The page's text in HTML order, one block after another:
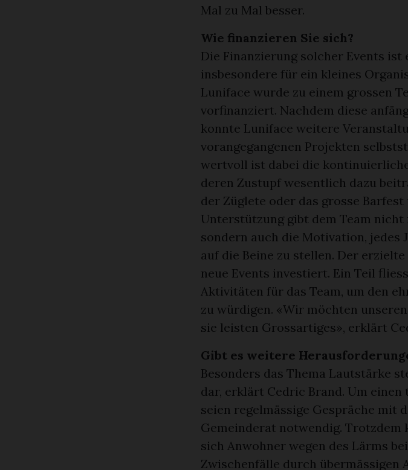
Mal zu Mal besser.
Wie finanzieren Sie sich?
Die Finanzierung solcher Events ist
insbesondere für ein kleines
Luniface wurde zu einem grossen
vorfinanziert. Nachdem diese
konnte Luniface weitere
vorangegangenen Projekten
wertvoll ist dabei die
deren Zustupf wesentlich dazu
der Züglete oder das grosse
Unterstützung gibt dem Team
sondern auch die Motivation, jedes
auf die Beine zu stellen. Der
neue Events investiert. Ein Teil
Aktivitäten für das Team, um den
zu würdigen. «Wir möchten
sie leisten Grossartiges», erklärt
Gibt es weitere
Besonders das Thema Lautstärke
dar, erklärt Cedric Brand. Um
seien regelmässige Gespräche mit
Gemeinderat notwendig. Trotzdem
sich Anwohner wegen des Lärms
Zwischenfälle durch übermässigen